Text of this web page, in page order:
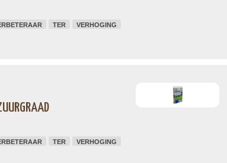
TER
VERHOGING
TER
VERHOGING